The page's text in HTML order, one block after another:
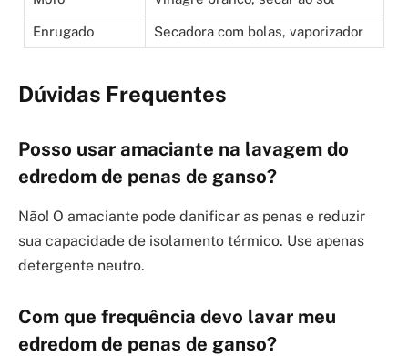
Enrugado Secadora com bolas, vaporizador
Dúvidas Frequentes
Posso usar amaciante na lavagem do
edredom de penas de ganso?
Não! O amaciante pode danificar as penas e reduzir
sua capacidade de isolamento térmico. Use apenas
detergente neutro.
Com que frequência devo lavar meu
edredom de penas de ganso?